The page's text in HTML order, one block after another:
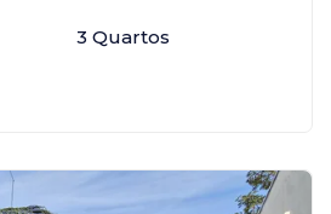
3 Quartos